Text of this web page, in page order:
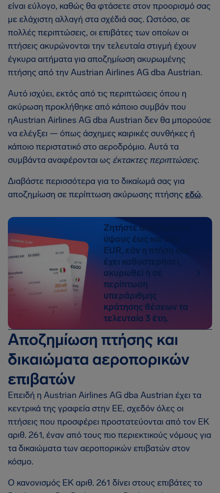
είναι εύλογο, καθώς θα φτάσετε στον προορισμό σας
με ελάχιστη αλλαγή στα σχέδιά σας. Ωστόσο, σε
πολλές περιπτώσεις, οι επιβάτες των οποίων οι
πτήσεις ακυρώνονται την τελευταία στιγμή έχουν
έγκυρα αιτήματα για αποζημίωση ακυρωμένης
πτήσης από την Austrian Airlines AG dba Austrian.
Αυτό ισχύει, εκτός από τις περιπτώσεις όπου η
ακύρωση προκλήθηκε από κάποιο συμβάν που
ηAustrian Airlines AG dba Austrian δεν θα μπορούσε
να ελέγξει — όπως άσχημες καιρικές συνθήκες ή
κάποιο περιστατικό στο αεροδρόμιο. Αυτά τα
συμβάντα αναφέρονται ως έκτακτες περιπτώσεις.
Διαβάστε περισσότερα για το δικαίωμά σας για
αποζημίωση σε περίπτωση ακύρωσης πτήσηςεδώ.
Ζητήστε αποζημίωση
ύψους έως και 600
EUR, εάν η πτήση σας
έχει καθυστερήσει,
ακυρωθεί ή σε
περίπτωση
υπεράριθμης
κράτησης θέσεων τα
τελευταία 3 έτη.
Αποζημίωση πτήσης και
δικαιώματα αεροπορικών
επιβατών
Επειδή η Austrian Airlines AG dba Austrian έχει τα
κεντρικά της γραφεία στην ΕΕ, σχεδόν όλες οι
πτήσεις που προσφέρει προστατεύονται από τον EΚ
αριθ. 261, έναν από τους πιο περιεκτικούς νόμους για
τα δικαιώματα των αεροπορικών επιβατών στον
κόσμο.
Ο κανονισμός EΚ αριθ. 261 δίνει στους επιβάτες το